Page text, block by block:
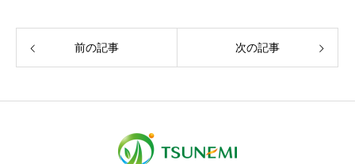
前の記事 次の記事